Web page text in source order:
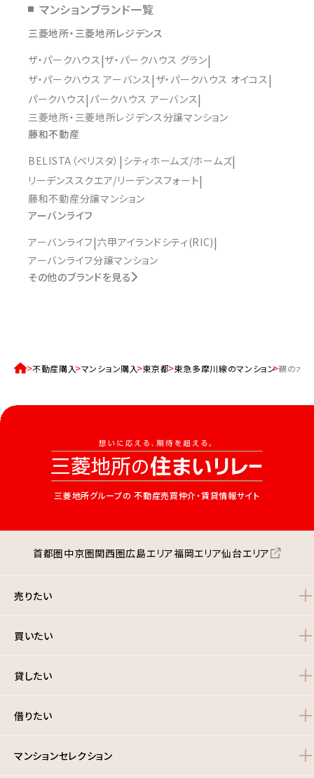
マンションブランド一覧
三菱地所・三菱地所レジデンス
ザ・パークハウス ザ・パークハウス グラン
ザ・パークハウス アーバンス ザ・パークハウス オイコス
パークハウス パークハウス アーバンス
三菱地所・三菱地所レジデンス分譲マンション
藤和不動産
BELISTA（ベリスタ） シティホームズ/ホームズ
リーデンススクエア/リーデンスフォート
藤和不動産分譲マンション
アーバンライフ
アーバンライフ 六甲アイランドシティ(RIC)
アーバンライフ分譲マンション
その他のブランドを見る
不動産購入 マンション購入 東京都 東急多摩川線のマンション 鵜の木
三菱地所グループの 不動産売買仲介・賃貸情報サイト
首都圏中京圏関西圏広島エリア福岡エリア仙台エリア
売りたい
買いたい
貸したい
借りたい
マンションセレクション